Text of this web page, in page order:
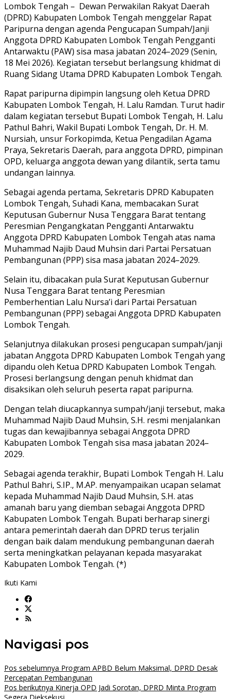
Lombok Tengah – Dewan Perwakilan Rakyat Daerah
(DPRD) Kabupaten Lombok Tengah menggelar Rapat
Paripurna dengan agenda Pengucapan Sumpah/Janji
Anggota DPRD Kabupaten Lombok Tengah Pengganti
Antarwaktu (PAW) sisa masa jabatan 2024–2029 (Senin,
18 Mei 2026). Kegiatan tersebut berlangsung khidmat di
Ruang Sidang Utama DPRD Kabupaten Lombok Tengah.
Rapat paripurna dipimpin langsung oleh Ketua DPRD
Kabupaten Lombok Tengah, H. Lalu Ramdan. Turut hadir
dalam kegiatan tersebut Bupati Lombok Tengah, H. Lalu
Pathul Bahri, Wakil Bupati Lombok Tengah, Dr. H. M.
Nursiah, unsur Forkopimda, Ketua Pengadilan Agama
Praya, Sekretaris Daerah, para anggota DPRD, pimpinan
OPD, keluarga anggota dewan yang dilantik, serta tamu
undangan lainnya.
Sebagai agenda pertama, Sekretaris DPRD Kabupaten
Lombok Tengah, Suhadi Kana, membacakan Surat
Keputusan Gubernur Nusa Tenggara Barat tentang
Peresmian Pengangkatan Pengganti Antarwaktu
Anggota DPRD Kabupaten Lombok Tengah atas nama
Muhammad Najib Daud Muhsin dari Partai Persatuan
Pembangunan (PPP) sisa masa jabatan 2024–2029.
Selain itu, dibacakan pula Surat Keputusan Gubernur
Nusa Tenggara Barat tentang Peresmian
Pemberhentian Lalu Nursa’i dari Partai Persatuan
Pembangunan (PPP) sebagai Anggota DPRD Kabupaten
Lombok Tengah.
Selanjutnya dilakukan prosesi pengucapan sumpah/janji
jabatan Anggota DPRD Kabupaten Lombok Tengah yang
dipandu oleh Ketua DPRD Kabupaten Lombok Tengah.
Prosesi berlangsung dengan penuh khidmat dan
disaksikan oleh seluruh peserta rapat paripurna.
Dengan telah diucapkannya sumpah/janji tersebut, maka
Muhammad Najib Daud Muhsin, S.H. resmi menjalankan
tugas dan kewajibannya sebagai Anggota DPRD
Kabupaten Lombok Tengah sisa masa jabatan 2024–
2029.
Sebagai agenda terakhir, Bupati Lombok Tengah H. Lalu
Pathul Bahri, S.IP., M.AP. menyampaikan ucapan selamat
kepada Muhammad Najib Daud Muhsin, S.H. atas
amanah baru yang diemban sebagai Anggota DPRD
Kabupaten Lombok Tengah. Bupati berharap sinergi
antara pemerintah daerah dan DPRD terus terjalin
dengan baik dalam mendukung pembangunan daerah
serta meningkatkan pelayanan kepada masyarakat
Kabupaten Lombok Tengah. (*)
Ikuti Kami
Navigasi pos
Pos sebelumnya Program APBD Belum Maksimal, DPRD Desak
Percepatan Pembangunan
Pos berikutnya Kinerja OPD Jadi Sorotan, DPRD Minta Program